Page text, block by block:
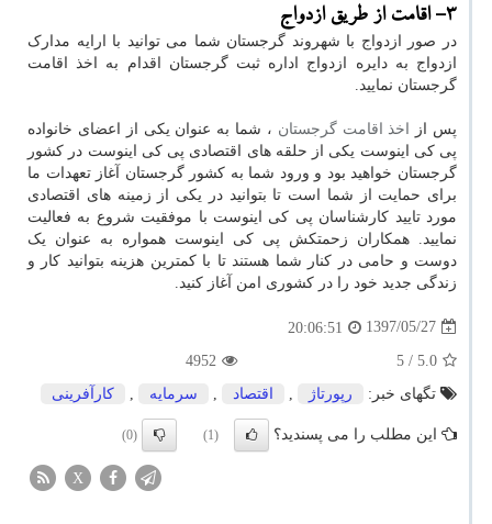
3- اقامت از طریق ازدواج
در صور ازدواج با شهروند گرجستان شما می توانید با ارایه مدارک
ازدواج به دایره ازدواج اداره ثبت گرجستان اقدام به اخذ اقامت
گرجستان نمایید.
پس از اخذ اقامت گرجستان ، شما به عنوان یکی از اعضای خانواده
پی کی اینوست یکی از حلقه های اقتصادی پی کی اینوست در کشور
گرجستان خواهید بود و ورود شما به کشور گرجستان آغاز تعهدات ما
برای حمایت از شما است تا بتوانید در یکی از زمینه های اقتصادی
مورد تایید کارشناسان پی کی اینوست با موفقیت شروع به فعالیت
نمایید. همکاران زحمتکش پی کی اینوست همواره به عنوان یک
دوست و حامی در کنار شما هستند تا با کمترین هزینه بتوانید کار و
زندگی جدید خود را در کشوری امن آغاز کنید.
1397/05/27
20:06:51
5.0
/ 5
4952
تگهای خبر:
رپورتاژ , اقتصاد , سرمایه , كارآفرینی
این مطلب را می پسندید؟ (1)
(0)
X